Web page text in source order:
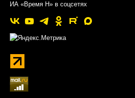
ИА «Время Н» в соцсетях